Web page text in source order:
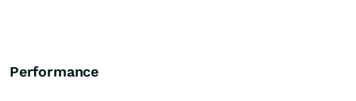
Performance